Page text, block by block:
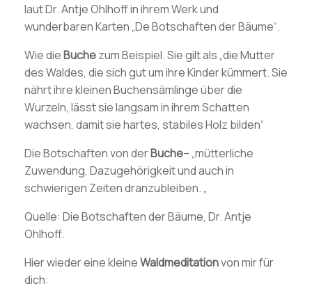
laut Dr. Antje Ohlhoff in ihrem Werk und
wunderbaren Karten „De Botschaften der Bäume“.
Wie dieBuchezum Beispiel. Sie gilt als „die Mutter
des Waldes, die sich gut um ihre Kinder kümmert. Sie
nährt ihre kleinen Buchensämlinge über die
Wurzeln, lässt sie langsam in ihrem Schatten
wachsen, damit sie hartes, stabiles Holz bilden“
Die Botschaften von derBuche– „mütterliche
Zuwendung, Dazugehörigkeit und auch in
schwierigen Zeiten dranzubleiben. „
Quelle: Die Botschaften der Bäume, Dr. Antje
Ohlhoff.
Hier wieder eine kleineWaldmeditationvon mir für
dich: